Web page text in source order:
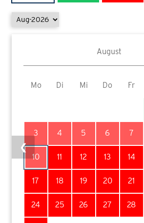
August
Mo Di Mi Do Fr
3 4 5 6 7
10 11 12 13 14
17 18 19 20 21
24 25 26 27 28
❮